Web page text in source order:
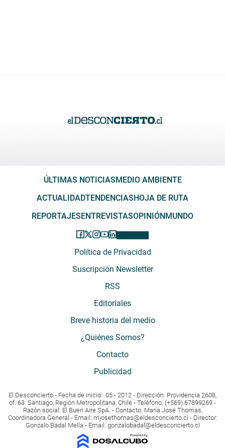
ÚLTIMAS NOTICIASMEDIO AMBIENTE
ACTUALIDADTENDENCIASHOJA DE RUTA
REPORTAJESENTREVISTASOPINIÓNMUNDO
Política de Privacidad
Suscripción Newsletter
RSS
Editoriales
Breve historia del medio
¿Quiénes Somos?
Contacto
Publicidad
El Desconcierto - Fecha de Inicio: 05 - 2012 - Dirección: Providencia 2608,
of. 63. Santiago, Región Metropolitana, Chile - Teléfono: (+569) 67899269 -
Razón social: El Buen Aire SpA. - Contacto: María José Thomas,
Coordinadora General - Email: mjosethomas@eldesconcierto.cl - Director:
Gonzalo Badal Mella - Email: gonzalobadal@eldesconcierto.cl